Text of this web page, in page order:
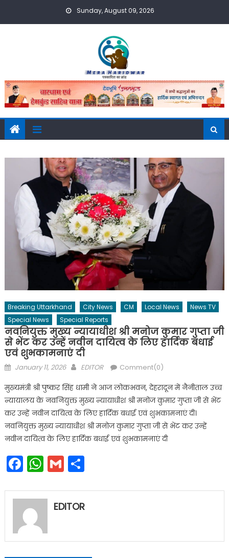
Sunday, August 09, 2026
Breaking Uttarkhand City News CM Local News
News TV
Special News
Special Reports
नवनियुक्त मुख्य न्यायाधीश श्री मनोज कुमार गुप्ता जी
से भेंट कर उन्हें नवीन दायित्व के लिए हार्दिक बधाई
एवं शुभकामनाएं दी
Posted
January 11, 2026 Author
EDITOR Comment(0)
मुख्यमंत्री श्री पुष्कर सिंह धामी ने आज लोकभवन, देहरादून में नैनीताल उच्च
न्यायालय के नवनियुक्त मुख्य न्यायाधीश श्री मनोज कुमार गुप्ता जी से भेंट
कर उन्हें नवीन दायित्व के लिए हार्दिक बधाई एवं शुभकामनाएं दी।
नवनियुक्त मुख्य न्यायाधीश श्री मनोज कुमार गुप्ता जी से भेंट कर उन्हें
नवीन दायित्व के लिए हार्दिक बधाई एवं शुभकामनाएं दी
Facebook
WhatsApp
GmailShare
EDITOR